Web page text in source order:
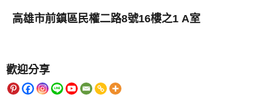
高雄市前鎮區民權二路8號16樓之1 A室
歡迎分享